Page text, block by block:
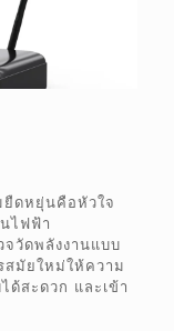
ยืดหยุ่นคือหัวใจ
ไฟฟ้า
วัดพลังงานแบบ
สมัยใหม่ให้ความ
ด้สะดวก และเข้า